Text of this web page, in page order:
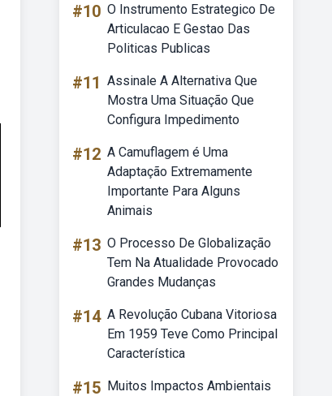
#10 O Instrumento Estrategico De
Articulacao E Gestao Das
Politicas Publicas
#11 Assinale A Alternativa Que
Mostra Uma Situação Que
Configura Impedimento
#12 A Camuflagem é Uma
Adaptação Extremamente
Importante Para Alguns
Animais
#13 O Processo De Globalização
Tem Na Atualidade Provocado
Grandes Mudanças
#14 A Revolução Cubana Vitoriosa
Em 1959 Teve Como Principal
Característica
#15 Muitos Impactos Ambientais